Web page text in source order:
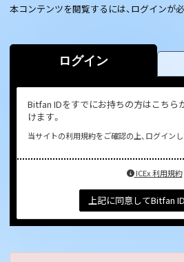
本コンテンツを閲覧するには、ログインが必
ログイン
Bitfan IDをすでにお持ちの方はこちら
けます。
当サイトの利用規約をご確認の上、ログインし
ICEx 利用規約
上記に同意してBitfan